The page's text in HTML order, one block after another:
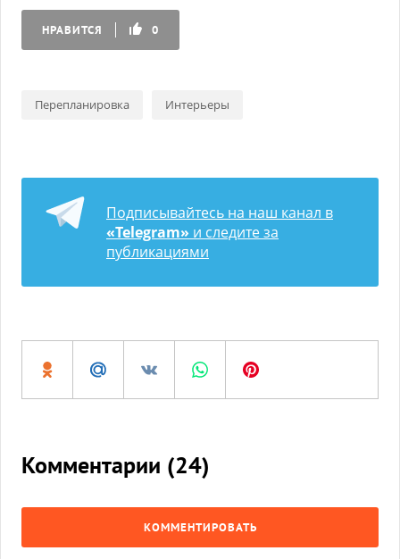
НРАВИТСЯ 0
Перепланировка Интерьеры
Подписывайтесь на наш канал в
«Telegram» и следите за
публикациями
Комментарии (24)
КОММЕНТИРОВАТЬ